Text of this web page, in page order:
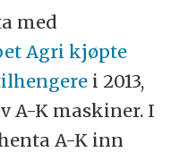
med
Agri kjøpte
i 2013,
A-K maskiner. I
A-K inn